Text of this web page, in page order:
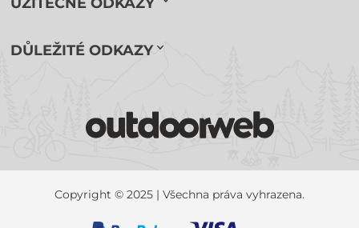
DŮLEŽITÉ ODKAZY
Copyright © 2025 | Všechna práva vyhrazena.